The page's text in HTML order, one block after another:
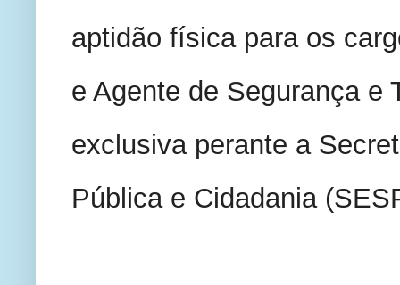
aptidão física para os
e Agente de Segurança e
exclusiva perante a
Pública e Cidadania